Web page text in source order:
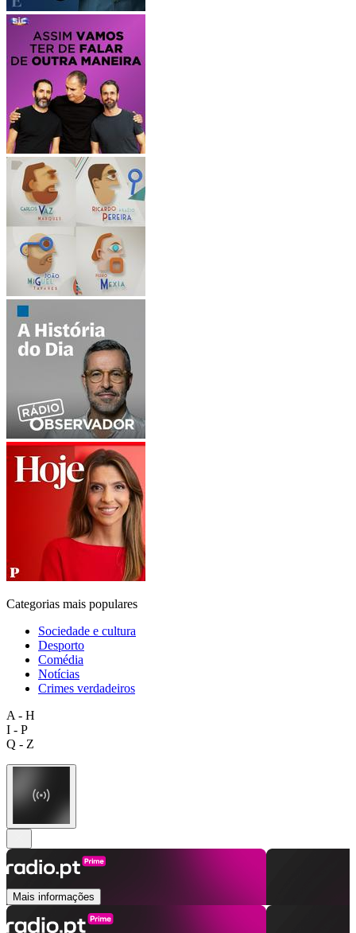
Categorias mais populares
Sociedade e cultura
Desporto
Comédia
Notícias
Crimes verdadeiros
A - H
I - P
Q - Z
Mais informações